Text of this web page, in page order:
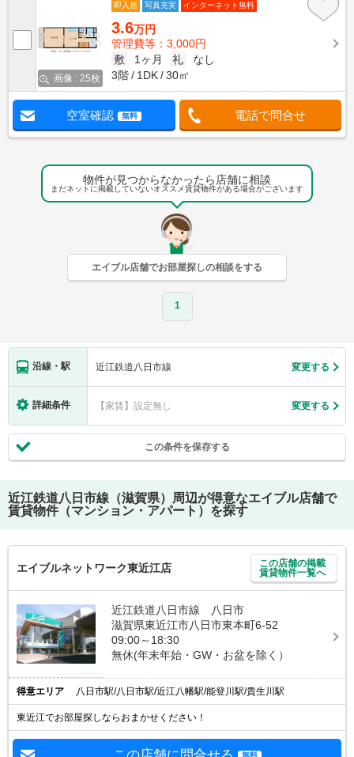
画像 : 25枚
即入居 写真充実 インターネット無料
3.6万円
管理費等：3,000円
敷
1ヶ月 礼
なし
3階
1DK 30㎡
空室確認 無料 電話で問合せ
物件が見つからなかったら店舗に相談
まだネットに掲載していないオススメ賃貸物件がある場合がございます
エイブル店舗でお部屋探しの相談をする
1
沿線・駅 近江鉄道八日市線 変更する
詳細条件 【家賃】設定無し 変更する
この条件を保存する
近江鉄道八日市線（滋賀県）
周辺が得意なエイブル店舗で
賃貸物件（マンション・アパート）を探す
エイブルネットワーク東近江店
この店舗の掲載
賃貸物件一覧へ
近江鉄道八日市線 八日市
滋賀県東近江市八日市東本町6-52
09:00～18:30
無休(年末年始・GW・お盆を除く）
得意エリア 八日市駅/八日市駅/近江八幡駅/能登川駅/貴生川駅
東近江でお部屋探しならおまかせください！
無料